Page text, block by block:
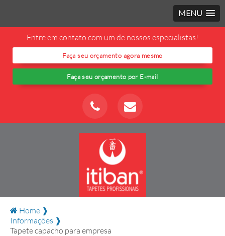
MENU
Entre em contato com um de nossos especialistas!
Faça seu orçamento agora mesmo
Faça seu orçamento por E-mail
Home ❱
Informações ❱
Tapete capacho para empresa